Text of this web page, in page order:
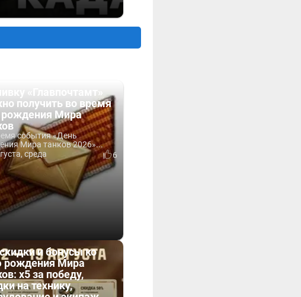
«Главпочтамт»
получить во время
Мира
события «День
Мира танков 2026»...
среда
6
и бонусы ко
рождения Мира
x5 за победу,
на технику,